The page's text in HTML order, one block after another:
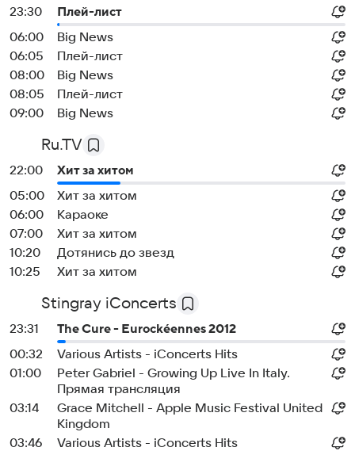
23:30
Плей-лист
06:00
Big News
06:05
Плей-лист
08:00
Big News
08:05
Плей-лист
09:00
Big News
Ru.TV
22:00
Хит за хитом
05:00
Хит за хитом
06:00
Караоке
07:00
Хит за хитом
10:20
Дотянись до звезд
10:25
Хит за хитом
Stingray iConcerts
23:31
The Cure - Eurockéennes 2012
00:32
Various Artists - iConcerts Hits
01:00
Peter Gabriel - Growing Up Live In Italy.
Прямая трансляция
03:14
Grace Mitchell - Apple Music Festival United
Kingdom
03:46
Various Artists - iConcerts Hits